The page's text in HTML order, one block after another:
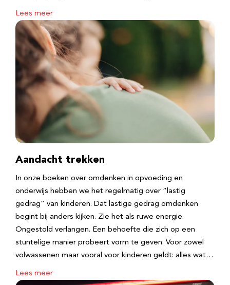
Lees meer
Aandacht trekken
In onze boeken over omdenken in opvoeding en
onderwijs hebben we het regelmatig over “lastig
gedrag” van kinderen. Dat lastige gedrag omdenken
begint bij anders kijken. Zie het als ruwe energie.
Ongestold verlangen. Een behoefte die zich op een
stuntelige manier probeert vorm te geven. Voor zowel
volwassenen maar vooral voor kinderen geldt: alles wat…
Lees meer